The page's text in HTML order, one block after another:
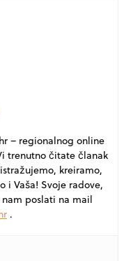
– regionalnog online
trenutno čitate članak
kreiramo,
i Vaša! Svoje radove,
poslati na mail
.